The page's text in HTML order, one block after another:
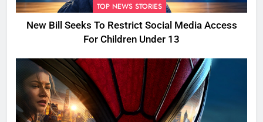
TOP NEWS STORIES
New Bill Seeks To Restrict Social Media Access
For Children Under 13